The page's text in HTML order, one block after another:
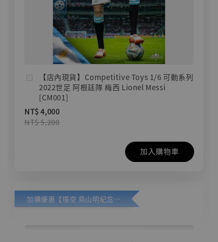
【店內現貨】Competitive Toys 1/6 可動系列
2022世足 阿根廷隊 梅西 Lionel Messi
[CM001]
NT$ 4,000
NT$ 5,200
加入購物車
加購優惠【悟空 鳥山明紀念款 [奇蹟工作室]】